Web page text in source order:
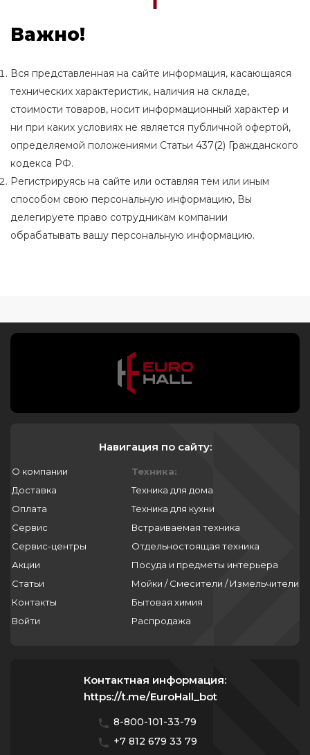
Важно!
Вся представленная на сайте информация, касающаяся
технических характеристик, наличия на складе,
стоимости товаров, носит информационный характер и
ни при каких условиях не является публичной офертой,
определяемой положениями Статьи 437(2) Гражданского
кодекса РФ.
Регистрируясь на сайте или оставляя тем или иным
способом свою персональную информацию, Вы
делегируете право сотрудникам компании
обрабатывать вашу персональную информацию.
Навигация по сайту:
О компании
Доставка
Оплата
Сервис
Сервис-центры
Акции
Статьи
Контакты
Войти
Техника:
Техника для дома
Техника для кухни
Встраиваемая техника
Отдельностоящая техника
Посуда и предметы интерьера
Мойки / Смесители / Измельчители
Бытовая химия
Распродажа
Контактная информация:
https://t.me/EuroHall_bot
8-800-101-33-79
+7 812 679 33 79